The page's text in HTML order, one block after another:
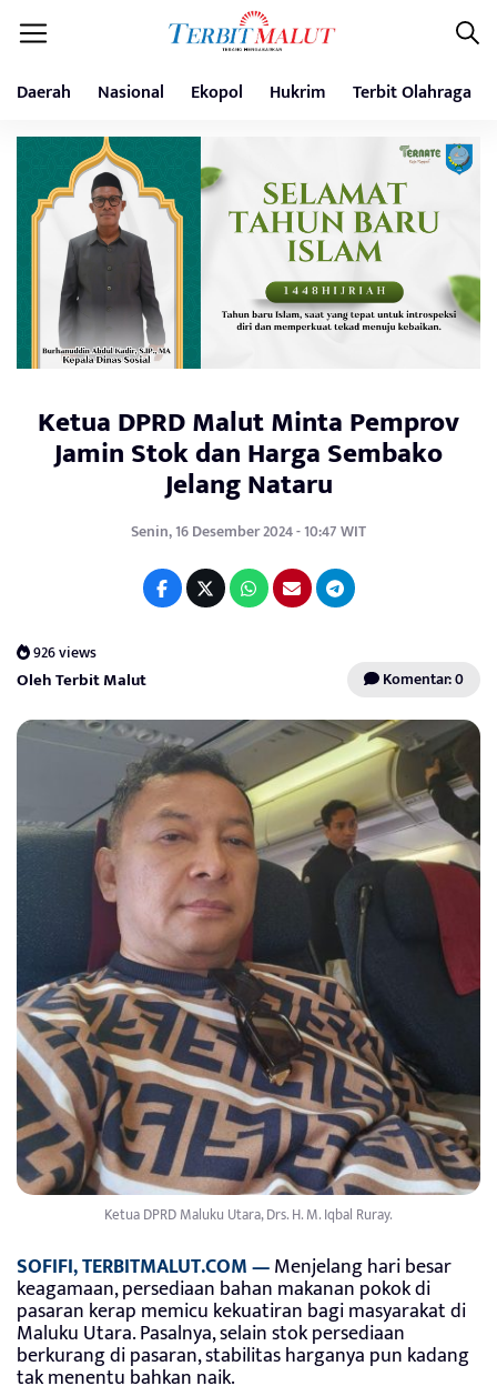
Daerah Nasional Ekopol Hukrim Terbit Olahraga
Ketua DPRD Malut Minta Pemprov
Jamin Stok dan Harga Sembako
Jelang Nataru
Senin, 16 Desember 2024 - 10:47 WIT
926 views
Oleh Terbit Malut Komentar: 0
Ketua DPRD Maluku Utara, Drs. H. M. Iqbal Ruray.
SOFIFI, TERBITMALUT.COM —Menjelang hari besar
keagamaan, persediaan bahan makanan pokok di
pasaran kerap memicu kekuatiran bagi masyarakat di
Maluku Utara. Pasalnya, selain stok persediaan
berkurang di pasaran, stabilitas harganya pun kadang
tak menentu bahkan naik.